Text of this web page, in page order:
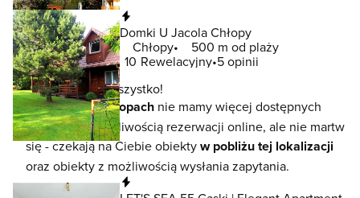
Domki U Jacola Chłopy
Chłopy
500 m od plaży
10 Rewelacyjny 5 opinii
To jeszcze nie wszystko!
W lokalizacjiChłopach nie mamy więcej dostępnych
noclegów z możliwością rezerwacji online, ale nie martw
się - czekają na Ciebie obiektyw pobliżu tej lokalizacji
oraz obiekty z możliwością wysłania zapytania.